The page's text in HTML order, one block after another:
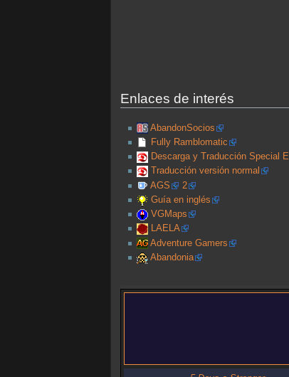
Enlaces de interés
AbandonSocios
Fully Ramblomatic
Descarga y Traducción Special
Traducción versión normal
AGS
2
Guía en inglés
VGMaps
LAELA
Adventure Gamers
Abandonia